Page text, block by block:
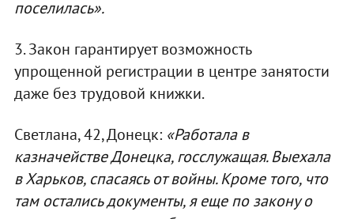
поселилась».
3. Закон гарантирует возможность
упрощенной регистрации в центре занятости
даже без трудовой книжки.
Светлана, 42, Донецк: «Работала в
казначействе Донецка, госслужащая. Выехала
в Харьков, спасаясь от войны. Кроме того, что
там остались документы, я еще по закону о